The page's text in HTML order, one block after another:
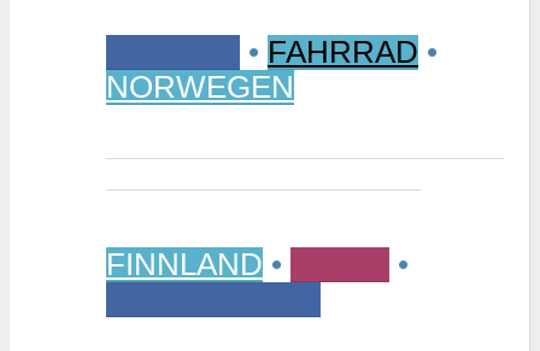
• FAHRRAD •
NORWEGEN
FINNLAND •
•